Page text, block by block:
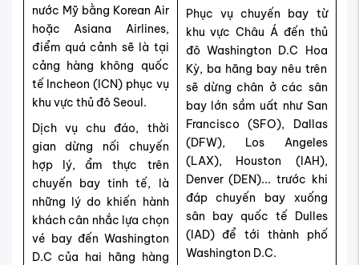
nước Mỹ bằng Korean Air
hoặc Asiana Airlines,
điểm quá cảnh sẽ là tại
cảng hàng không quốc
tế Incheon (ICN) phục vụ
khu vực thủ đô Seoul.
Dịch vụ chu đáo, thời
gian dừng nối chuyến
hợp lý, ẩm thực trên
chuyến bay tinh tế, là
những lý do khiến hành
khách cân nhắc lựa chọn
vé bay đến Washington
D.C của hai hãng hàng
Phục vụ chuyến bay từ
khu vực Châu Á đến thủ
đô Washington D.C Hoa
Kỳ, ba hãng bay nêu trên
sẽ dừng chân ở các sân
bay lớn sầm uất như San
Francisco (SFO), Dallas
(DFW), Los Angeles
(LAX), Houston (IAH),
Denver (DEN)... trước khi
đáp chuyến bay xuống
sân bay quốc tế Dulles
(IAD) để tới thành phố
Washington D.C.